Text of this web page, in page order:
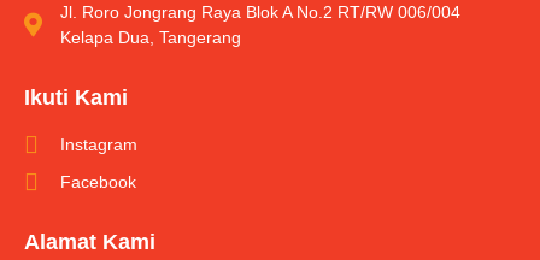
Jl. Roro Jongrang Raya Blok A No.2 RT/RW 006/004
Kelapa Dua, Tangerang
Ikuti Kami
Instagram
Facebook
Alamat Kami